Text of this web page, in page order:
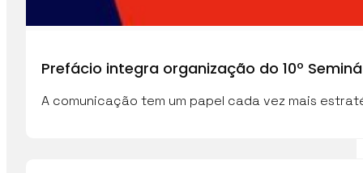
Prefácio integra organização do 10º
A comunicação tem um papel cada vez mais